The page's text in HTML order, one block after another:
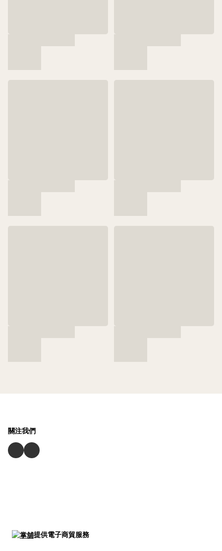
關注我們
提供電子商貿服務